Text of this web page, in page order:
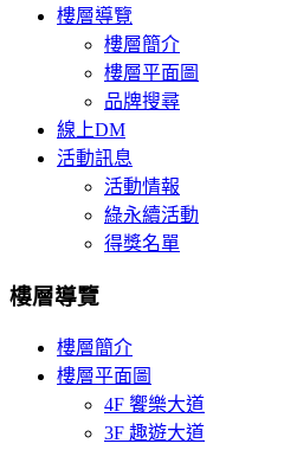
樓層導覽
樓層簡介
樓層平面圖
品牌搜尋
線上DM
活動訊息
活動情報
綠永續活動
得獎名單
樓層導覽
樓層簡介
樓層平面圖
4F 饗樂大道
3F 趣遊大道